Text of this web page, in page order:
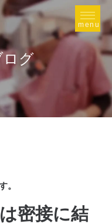
ログ
。
密接に結